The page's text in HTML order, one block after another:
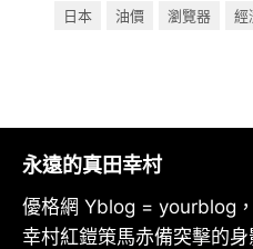
日本
油價 瀏覽器 經
永遠的真田幸村
優格網 Yblog = yourblog
幸村紅鎧策馬赤備突擊的